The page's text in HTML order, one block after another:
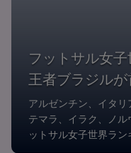
フットサル女
王者ブラジル
アルゼンチン、イタ
テマラ、イラク、ノ
ットサル女子世界ラン